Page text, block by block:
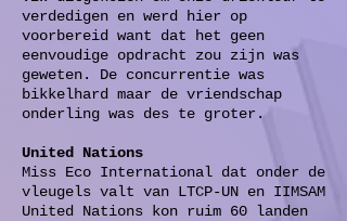
verdedigen en werd hier op
voorbereid want dat het geen
eenvoudige opdracht zou zijn was
geweten. De concurrentie was
bikkelhard maar de vriendschap
onderling was des te groter.
United Nations
Miss Eco International dat onder de
vleugels valt van LTCP-UN en IIMSAM
United Nations kon ruim 60 landen